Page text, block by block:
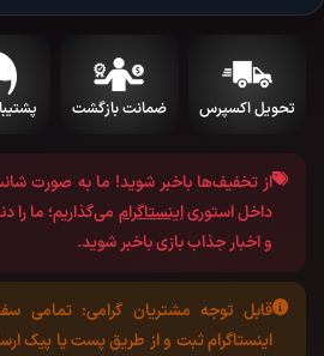
تحویل اکسپرس ضمانت بازگشت
از تخفیف‌ها باخبر شوید! ما به صورت
داخل استوریاینستاگرام می‌گذاریم؛ ما را
و اخبار جذاب بازی باخبر شوید.
قابل توجه مشتریان گرامی: تمامی
اینستاگرام ثبت و از طریق پست یا پیک